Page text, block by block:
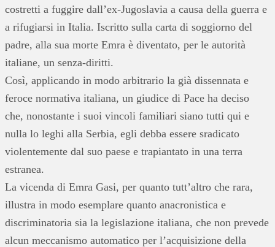
costretti a fuggire dall’ex-Jugoslavia a causa della guerra e
a rifugiarsi in Italia. Iscritto sulla carta di soggiorno del
padre, alla sua morte Emra è diventato, per le autorità
italiane, un senza-diritti.
Così, applicando in modo arbitrario la già dissennata e
feroce normativa italiana, un giudice di Pace ha deciso
che, nonostante i suoi vincoli familiari siano tutti qui e
nulla lo leghi alla Serbia, egli debba essere sradicato
violentemente dal suo paese e trapiantato in una terra
estranea.
La vicenda di Emra Gasi, per quanto tutt’altro che rara,
illustra in modo esemplare quanto anacronistica e
discriminatoria sia la legislazione italiana, che non prevede
alcun meccanismo automatico per l’acquisizione della